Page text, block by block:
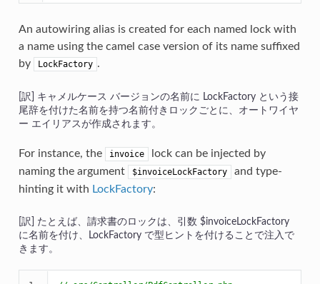
An autowiring alias is created for each named lock with
a name using the camel case version of its name suffixed
by
LockFactory .
キャメルケース バージョンの名前に LockFactory という接
尾辞を付けた名前を持つ名前付きロックごとに、オートワイヤ
ー エイリアスが作成されます。
For instance, the invoice
lock can be injected by
naming the argument
$invoiceLockFactory
and type-
hinting it with LockFactory:
たとえば、請求書のロックは、引数 $invoiceLockFactory
に名前を付け、LockFactory で型ヒントを付けることで注入で
きます。